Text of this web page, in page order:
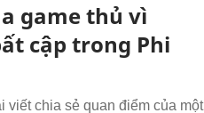
game thủ vì
cập trong Phi
viết chia sẻ quan điểm của một